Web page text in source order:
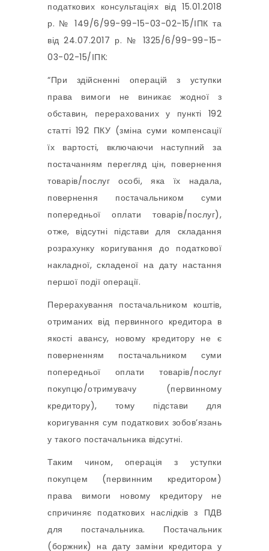
податкових консультаціях від 15.01.2018
р. № 149/6/99-99-15-03-02-15/ІПК та
від 24.07.2017 р. № 1325/6/99-99-15-
03-02-15/ІПК:
“При здійсненні операцій з уступки
права вимоги не виникає жодної з
обставин, перерахованих у пункті 192
статті 192 ПКУ (зміна суми компенсації
їх вартості, включаючи наступний за
постачанням перегляд цін, повернення
товарів/послуг особі, яка їх надала,
повернення постачальником суми
попередньої оплати товарів/послуг),
отже, відсутні підстави для складання
розрахунку коригування до податкової
накладної, складеної на дату настання
першої події операції.
Перерахування постачальником коштів,
отриманих від первинного кредитора в
якості авансу, новому кредитору не є
поверненням постачальником суми
попередньої оплати товарів/послуг
покупцю/отримувачу (первинному
кредитору), тому підстави для
коригування сум податкових зобов’язань
у такого постачальника відсутні.
Таким чином, операція з уступки
покупцем (первинним кредитором)
права вимоги новому кредитору не
спричиняє податкових наслідків з ПДВ
для постачальника. Постачальник
(боржник) на дату заміни кредитора у